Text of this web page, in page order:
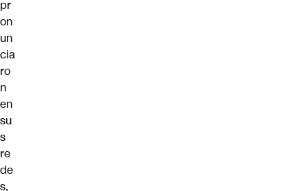
pr
on
un
cia
ro
n
en
su
s
re
de
s,